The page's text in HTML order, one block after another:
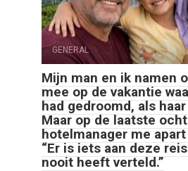
GENERAL
Mijn man en ik namen
mee op de vakantie
had gedroomd, als
Maar op de laatste
hotelmanager me
“Er is iets aan deze
nooit heeft verteld.”